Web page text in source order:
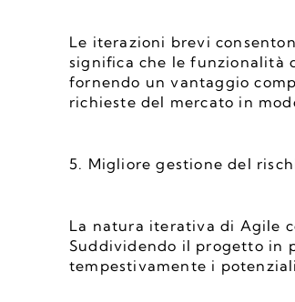
Le iterazioni brevi
significa che le funzionalità
fornendo un vantaggio
richieste del mercato in
5. Migliore gestione del
La natura iterativa di Agile
Suddividendo il progetto in
tempestivamente i